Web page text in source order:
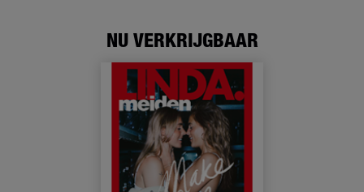
NU VERKRIJGBAAR